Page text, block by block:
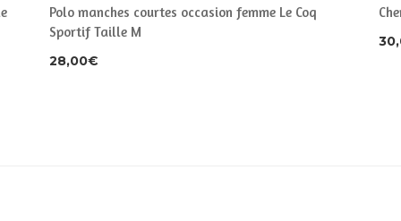
Polo manches courtes occasion femme Le Coq
Sportif Taille M
28,00€